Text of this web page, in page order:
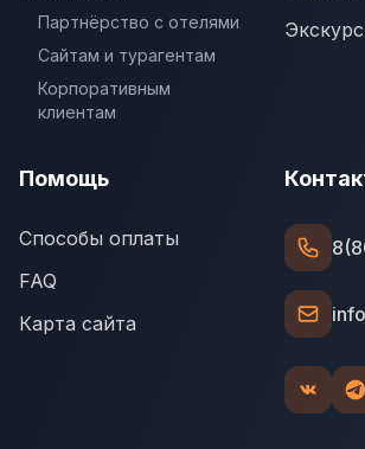
Партнёрство с отелями
Сайтам и турагентам
Корпоративным
клиентам
Помощь
Способы оплаты
FAQ
Карта сайта